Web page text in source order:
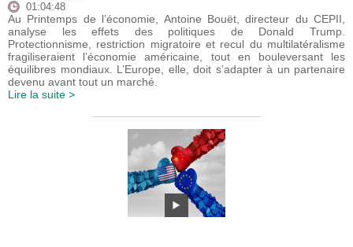
01:04:48
Au Printemps de l’économie, Antoine Bouët, directeur du CEPII,
analyse les effets des politiques de Donald Trump.
Protectionnisme, restriction migratoire et recul du multilatéralisme
fragiliseraient l’économie américaine, tout en bouleversant les
équilibres mondiaux. L’Europe, elle, doit s’adapter à un partenaire
devenu avant tout un marché.
Lire la suite >